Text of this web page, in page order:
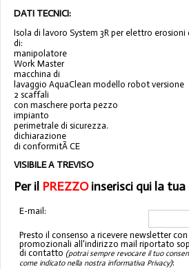
DATI TECNICI:
Isola di lavoro System 3R per elettro erosioni
di:
manipolatore
Work Master
macchina di
lavaggio AquaClean modello robot versione
2 scaffali
con maschere porta pezzo
impianto
perimetrale di sicurezza.
dichiarazione
di conformitÃ CE
VISIBILE A TREVISO
Per il PREZZOinserisci qui la tua
E-mail:
Presto il consenso a ricevere newsletter
promozionali all'indirizzo mail riportato
di contatto (potrai sempre revocare il tuo
come indicato nella nostra informativa Privacy):